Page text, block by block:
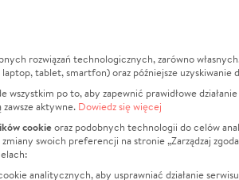
Informacje
Jak to działa?
Regulamin
Polityka Prywatności
O
Za
rozwiązań technologicznych, zarówno
tablet, smartfon) oraz późniejsze uzyskiwanie
po to, aby zapewnić prawidłowe
aktywne. Dowiedz się więcej
cookieoraz podobnych technologii do celów
swoich preferencji na stronie „Zarządzaj
analitycznych, aby usprawniać działanie